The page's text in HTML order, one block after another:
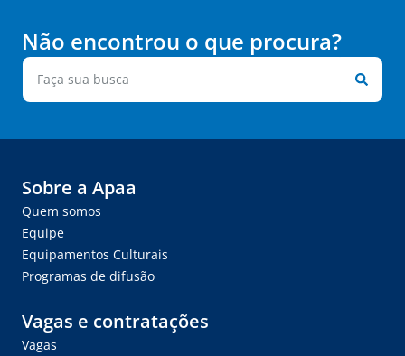
Não encontrou o que procura?
Sobre a Apaa
Quem somos
Equipe
Equipamentos Culturais
Programas de difusão
Vagas e contratações
Vagas